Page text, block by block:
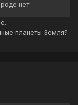
нет
планеты Земля?